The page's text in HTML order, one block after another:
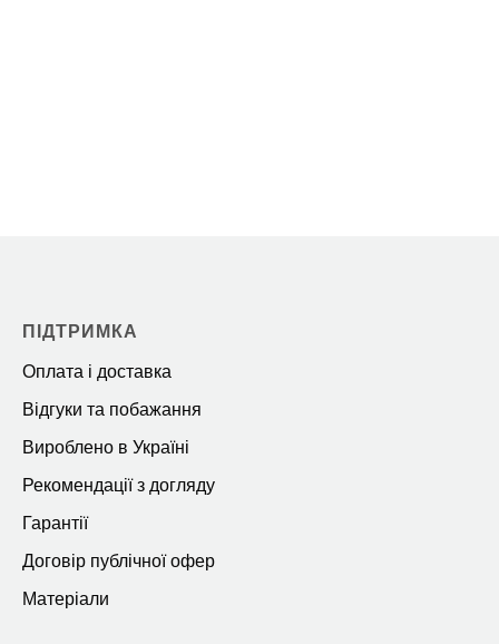
ПІДТРИМКА
Оплата і доставка
Відгуки та побажання
Вироблено в Україні
Рекомендації з догляду
Гарантії
Договір публічної офер
Матеріали